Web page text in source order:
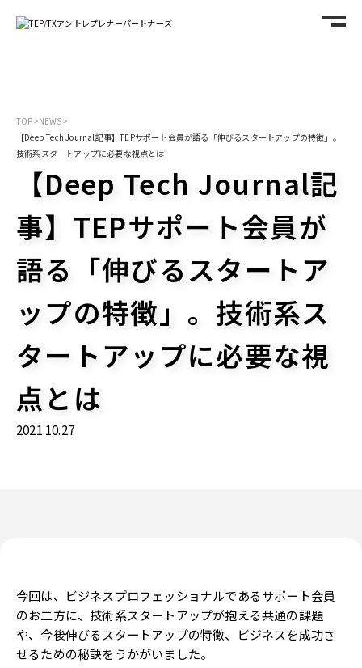
TOP>NEWS>
【Deep Tech Journal記事】TEPサポート会員が語る「伸びるスタートアップの特徴」。
技術系スタートアップに必要な視点とは
【Deep Tech Journal記
事】TEPサポート会員が
語る「伸びるスタートア
ップの特徴」。技術系ス
タートアップに必要な視
点とは
2021.10.27
今回は、ビジネスプロフェッショナルであるサポート会員
のお二方に、技術系スタートアップが抱える共通の課題
や、今後伸びるスタートアップの特徴、ビジネスを成功さ
せるための秘訣をうかがいました。